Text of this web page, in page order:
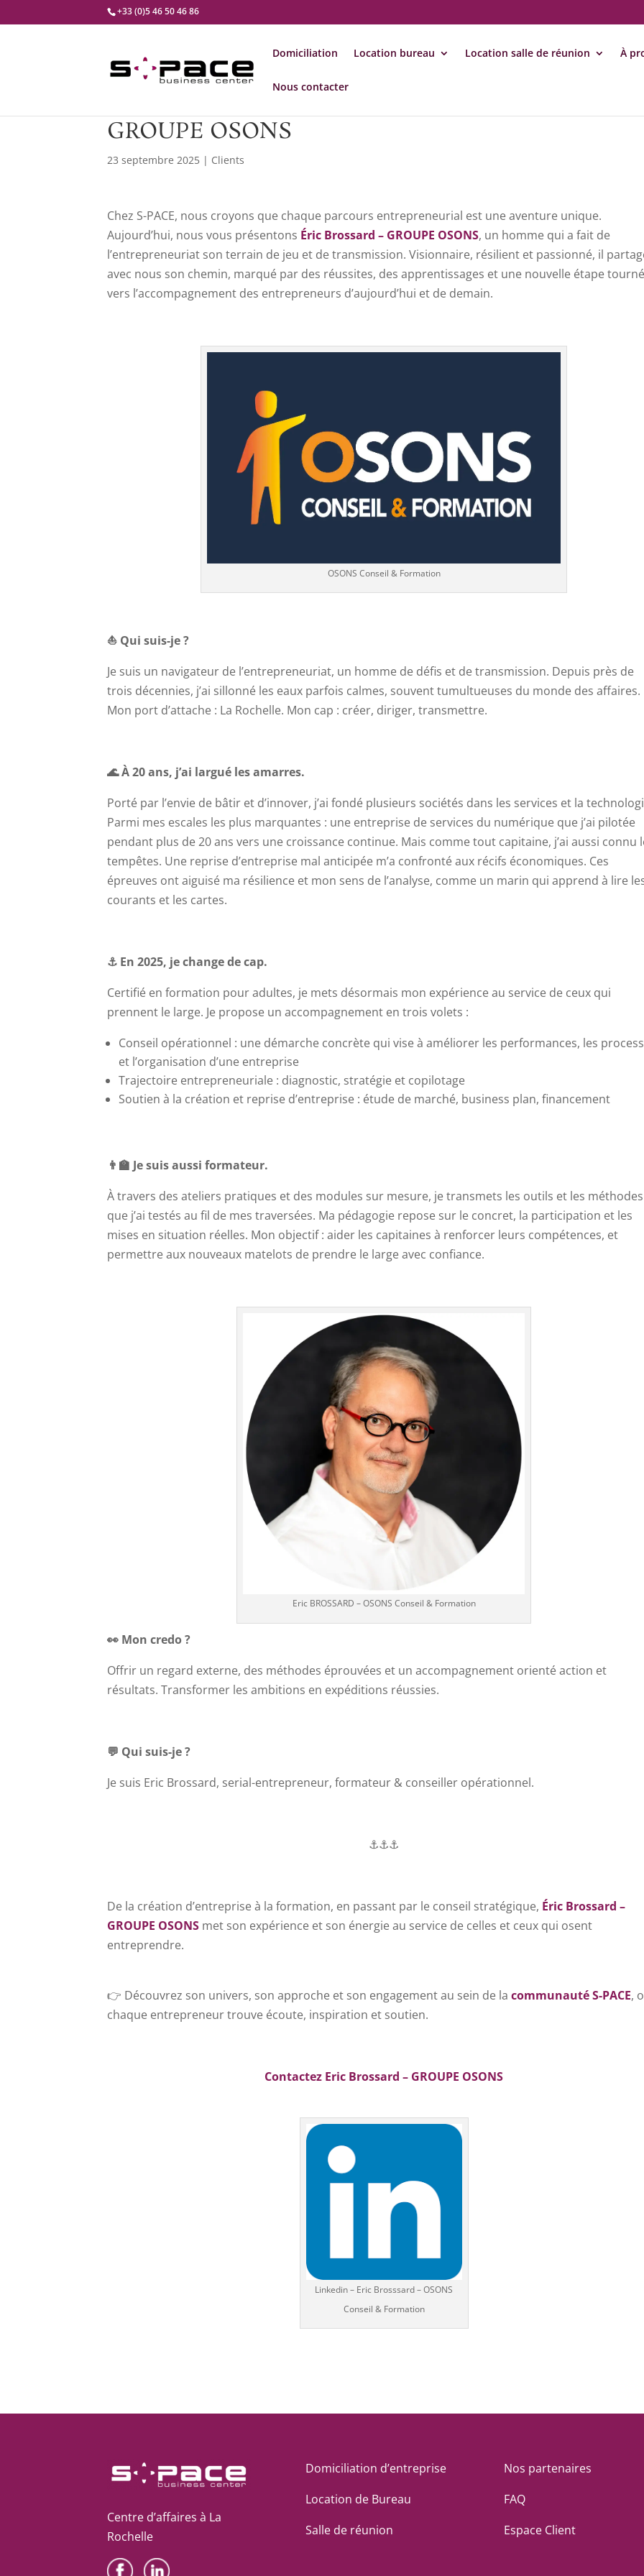
+33 (0)5 46 50 46 86
Domiciliation Location bureau Location salle de réunion À
Nous contacter
GROUPE OSONS
23 septembre 2025 | Clients
Chez S-PACE, nous croyons que chaque parcours entrepreneurial est une aventure unique.
Aujourd’hui, nous vous présentons Éric Brossard – GROUPE OSONS, un homme qui a fait de
l’entrepreneuriat son terrain de jeu et de transmission. Visionnaire, résilient et passionné, il
avec nous son chemin, marqué par des réussites, des apprentissages et une nouvelle étape
vers l’accompagnement des entrepreneurs d’aujourd’hui et de demain.
OSONS Conseil & Formation
⛵ Qui suis-je ?
Je suis un navigateur de l’entrepreneuriat, un homme de défis et de transmission. Depuis près de
trois décennies, j’ai sillonné les eaux parfois calmes, souvent tumultueuses du monde des affaires.
Mon port d’attache : La Rochelle. Mon cap : créer, diriger, transmettre.
🌊 À 20 ans, j’ai largué les amarres.
Porté par l’envie de bâtir et d’innover, j’ai fondé plusieurs sociétés dans les services et la
Parmi mes escales les plus marquantes : une entreprise de services du numérique que j’ai pilotée
pendant plus de 20 ans vers une croissance continue. Mais comme tout capitaine, j’ai aussi connu
tempêtes. Une reprise d’entreprise mal anticipée m’a confronté aux récifs économiques. Ces
épreuves ont aiguisé ma résilience et mon sens de l’analyse, comme un marin qui apprend à lire
courants et les cartes.
⚓ En 2025, je change de cap.
Certifié en formation pour adultes, je mets désormais mon expérience au service de ceux qui
prennent le large. Je propose un accompagnement en trois volets :
Conseil opérationnel : une démarche concrète qui vise à améliorer les performances, les
et l’organisation d’une entreprise
Trajectoire entrepreneuriale : diagnostic, stratégie et copilotage
Soutien à la création et reprise d’entreprise : étude de marché, business plan, financement
👨‍🏫 Je suis aussi formateur.
À travers des ateliers pratiques et des modules sur mesure, je transmets les outils et les méthodes
que j’ai testés au fil de mes traversées. Ma pédagogie repose sur le concret, la participation et les
mises en situation réelles. Mon objectif : aider les capitaines à renforcer leurs compétences, et
permettre aux nouveaux matelots de prendre le large avec confiance.
Eric BROSSARD – OSONS Conseil & Formation
👀 Mon credo ?
Offrir un regard externe, des méthodes éprouvées et un accompagnement orienté action et
résultats. Transformer les ambitions en expéditions réussies.
💬 Qui suis-je ?
Je suis Eric Brossard, serial-entrepreneur, formateur & conseiller opérationnel.
⚓⚓⚓
De la création d’entreprise à la formation, en passant par le conseil stratégique, Éric Brossard –
GROUPE OSONS met son expérience et son énergie au service de celles et ceux qui osent
entreprendre.
👉 Découvrez son univers, son approche et son engagement au sein de lacommunautéS-PACE,
chaque entrepreneur trouve écoute, inspiration et soutien.
Contactez Eric Brossard – GROUPE OSONS
Linkedin – Eric Brosssard – OSONS
Conseil & Formation
Centre d’affaires à La
Rochelle
Domiciliation d’entreprise
Location de Bureau
Salle de réunion
Nos partenaires
FAQ
Espace Client